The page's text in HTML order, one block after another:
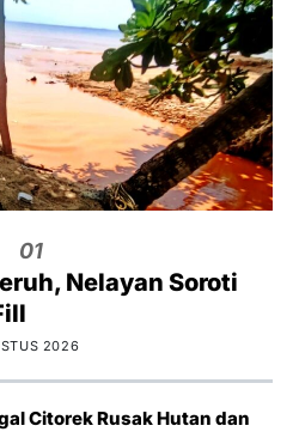
01
Nelayan Soroti
2026
Citorek Rusak Hutan dan